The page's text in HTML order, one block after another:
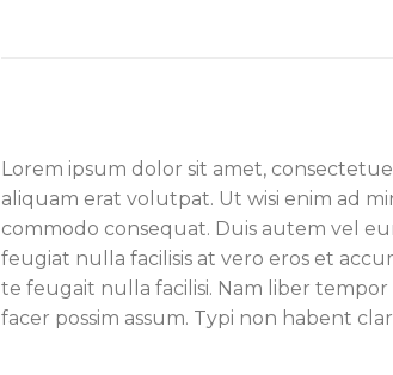
Lorem ipsum dolor sit amet,
aliquam erat volutpat. Ut wisi enim ad
commodo consequat. Duis autem vel
feugiat nulla facilisis at vero eros et
te feugait nulla facilisi. Nam liber
facer possim assum. Typi non habent